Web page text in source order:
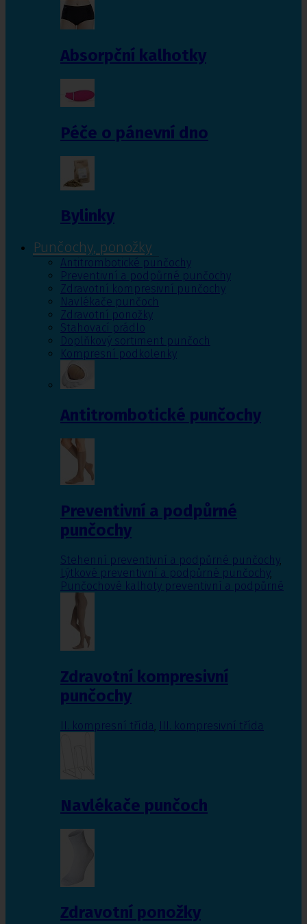
Absorpční kalhotky
Péče o pánevní dno
Bylinky
Punčochy, ponožky
Antitrombotické punčochy
Preventivní a podpůrné punčochy
Zdravotní kompresivní punčochy
Navlékače punčoch
Zdravotní ponožky
Stahovací prádlo
Doplňkový sortiment punčoch
Kompresní podkolenky
Antitrombotické punčochy
Preventivní a podpůrné
punčochy
Stehenní preventivní a podpůrné punčochy,
Lýtkové preventivní a podpůrné punčochy,
Punčochové kalhoty preventivní a podpůrné
Zdravotní kompresivní
punčochy
II. kompresní třída III. kompresivní třída
Navlékače punčoch
Zdravotní ponožky